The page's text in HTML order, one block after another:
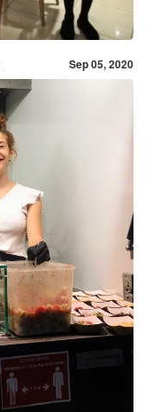
Sep 05, 2020